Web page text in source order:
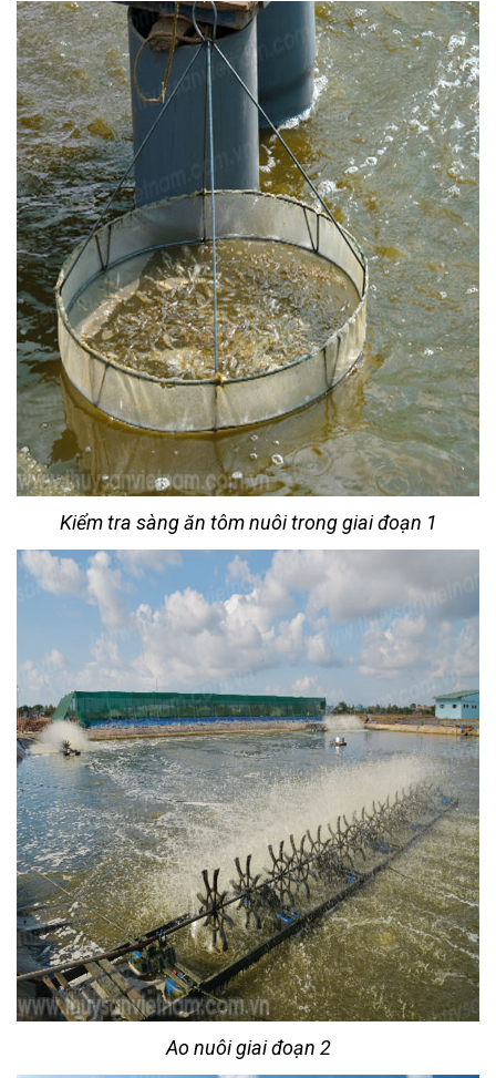
Kiểm tra sàng ăn tôm nuôi trong giai đoạn 1
Ao nuôi giai đoạn 2